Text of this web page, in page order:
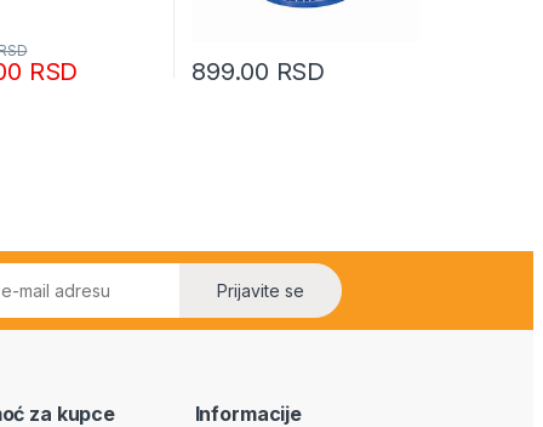
RSD 899.00 RSD
Prijavite se
za kupce Informacije